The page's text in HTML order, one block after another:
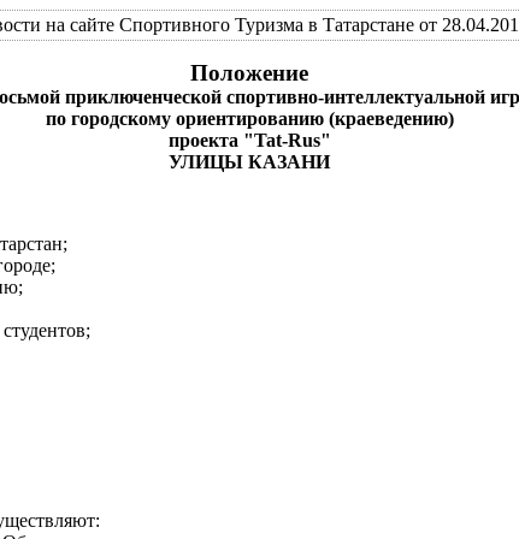
на сайте Спортивного Туризма в Татарстане от
Положение
приключенческой спортивно-интеллектуальной
по городскому ориентированию (краеведению)
проекта "Tat-Rus"
УЛИЦЫ КАЗАНИ